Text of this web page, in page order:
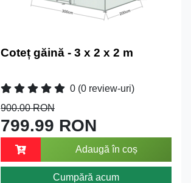
Coteț găină - 3 x 2 x 2 m
0 (0 review-uri)
900.00 RON
799.99 RON
Adaugă în coș
Cumpără acum